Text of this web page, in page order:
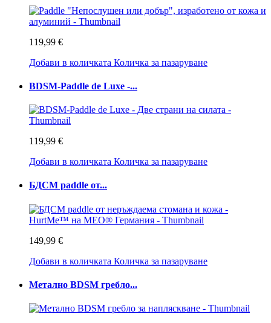
119,99 €
Добави в количката Количка за пазаруване
BDSM-Paddle de Luxe -...
119,99 €
Добави в количката Количка за пазаруване
БДСМ paddle от...
149,99 €
Добави в количката Количка за пазаруване
Метално BDSM гребло...